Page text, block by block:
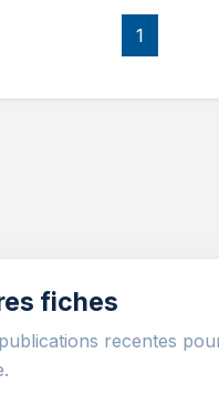
1
fiches
recentes